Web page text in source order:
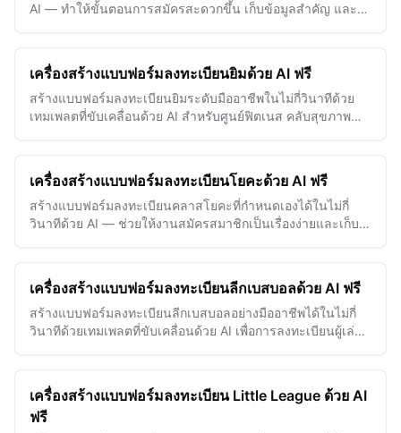
AI — ทำให้ขั้นตอนการสมัครสะดวกขึ้น เก็บข้อมูลสำคัญ และ
เครื่องสร้างแบบฟอร์มลงทะเบียนยิมด้วย AI ฟรี
สร้างแบบฟอร์มลงทะเบียนยิมระดับมืออาชีพในไม่กี่วินาทีด้วย
เทมเพลตที่ขับเคลื่อนด้วย AI สำหรับศูนย์ฟิตเนส คลับสุขภาพ
เครื่องสร้างแบบฟอร์มลงทะเบียนโยคะด้วย AI ฟรี
สร้างแบบฟอร์มลงทะเบียนคลาสโยคะที่กำหนดเองได้ในไม่กี่
วินาทีด้วย AI — ช่วยให้งานสมัครสมาชิกเป็นเรื่องง่ายและเก็บ
เครื่องสร้างแบบฟอร์มลงทะเบียนลีกเบสบอลด้วย AI ฟรี
สร้างแบบฟอร์มลงทะเบียนลีกเบสบอลอย่างมืออาชีพได้ในไม่กี่
วินาทีด้วยเทมเพลตที่ขับเคลื่อนด้วย AI เพื่อการลงทะเบียนผู้เล่น
เครื่องสร้างแบบฟอร์มลงทะเบียน Little League ด้วย AI
ฟรี